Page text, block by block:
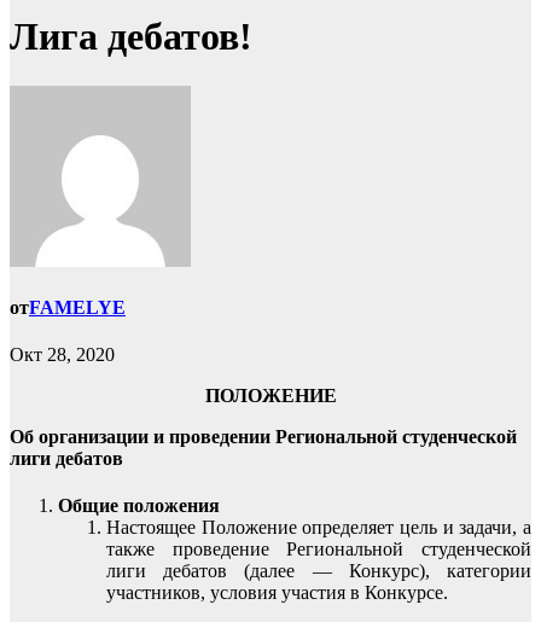
Лига дебатов!
отFAMELYE
Окт 28, 2020
ПОЛОЖЕНИЕ
Об организации и проведении Региональной студенческой
лиги дебатов
Общие положения
Настоящее Положение определяет цель и задачи, а
также проведение Региональной студенческой
лиги дебатов (далее — Конкурс), категории
участников, условия участия в Конкурсе.